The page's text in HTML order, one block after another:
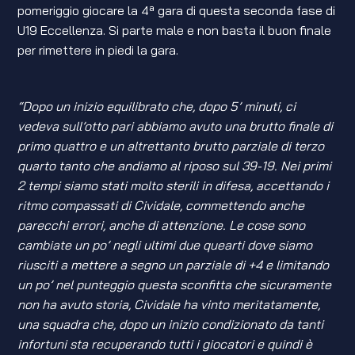
pomeriggio giocare la 4ª gara di questa seconda fase di
U19 Eccellenza. Si parte male e non basta il buon finale
per rimettere in piedi la gara.
“Dopo un inizio equilibrato che, dopo 5’ minuti, ci
vedeva sull’otto pari abbiamo avuto una brutto finale di
primo quattro e un altrettanto brutto parziale di terzo
quarto tanto che andiamo al riposo sul 39-19. Nei primi
2 tempi siamo stati molto sterili in difesa, accettando i
ritmo compassati di Cividale, commettendo anche
parecchi errori, anche di attenzione. Le cose sono
cambiate un po’ negli ultimi due quearti dove siamo
riusciti a mettere a segno un parziale di +4 e limitando
un po’ nel punteggio questa sconfitta che sicuramente
non ha avuto storia, Cividale ha vinto meritatamente,
una squadra che, dopo un inizio condizionato da tanti
infortuni sta recuperando tutti i giocatori e quindi è